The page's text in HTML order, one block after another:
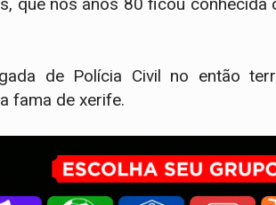
que nos anos 80 ficou conhecida
de Polícia Civil no então
fama de xerife.